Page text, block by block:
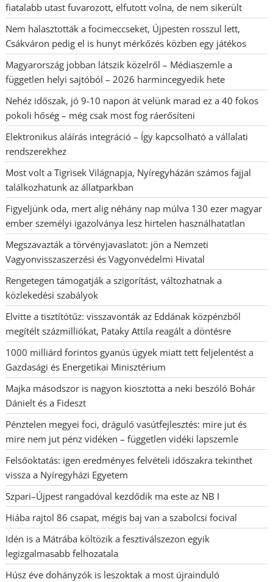
fiatalabb utast fuvarozott, elfutott volna, de nem sikerült
Nem halasztották a focimeccseket, Újpesten rosszul lett,
Csákváron pedig el is hunyt mérkőzés közben egy játékos
Magyarország jobban látszik közelről – Médiaszemle a
független helyi sajtóból – 2026 harmincegyedik hete
Nehéz időszak, jó 9-10 napon át velünk marad ez a 40 fokos
pokoli hőség – még csak most fog ráerősíteni
Elektronikus aláírás integráció – Így kapcsolható a vállalati
rendszerekhez
Most volt a Tigrisek Világnapja, Nyíregyházán számos fajjal
találkozhatunk az állatparkban
Figyeljünk oda, mert alig néhány nap múlva 130 ezer magyar
ember személyi igazolványa lesz hirtelen használhatatlan
Megszavazták a törvényjavaslatot: jön a Nemzeti
Vagyonvisszaszerzési és Vagyonvédelmi Hivatal
Rengetegen támogatják a szigorítást, változhatnak a
közlekedési szabályok
Elvitte a tisztítótűz: visszavonták az Eddának közpénzből
megítélt százmilliókat, Pataky Attila reagált a döntésre
1000 milliárd forintos gyanús ügyek miatt tett feljelentést a
Gazdasági és Energetikai Minisztérium
Majka másodszor is nagyon kiosztotta a neki beszóló Bohár
Dánielt és a Fideszt
Pénztelen megyei foci, dráguló vasútfejlesztés: mire jut és
mire nem jut pénz vidéken – független vidéki lapszemle
Felsőoktatás: igen eredményes felvételi időszakra tekinthet
vissza a Nyíregyházi Egyetem
Szpari–Újpest rangadóval kezdődik ma este az NB I
Hiába rajtol 86 csapat, mégis baj van a szabolcsi focival
Idén is a Mátrába költözik a fesztiválszezon egyik
legizgalmasabb felhozatala
Húsz éve dohányzók is leszoktak a most újrainduló